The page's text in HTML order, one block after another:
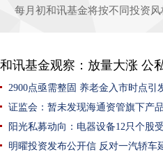
每月初和讯基金将按不同投资
和讯基金观察：放量大涨 公
2900点亟需整固 养老金入市时点引
证监会：暂未发现海通资管旗下产
阳光私募动向：电器设备12只个股
明曜投资发布公开信 反对一汽轿车